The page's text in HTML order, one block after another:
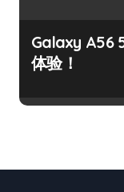
Galaxy A56
体验！